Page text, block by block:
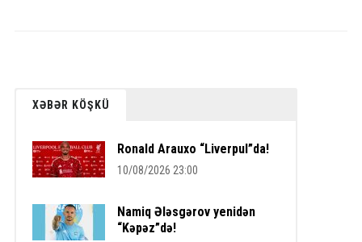
XƏBƏR KÖŞKÜ
Ronald Arauxo “Liverpul”da!
10/08/2026 23:00
Namiq Ələsgərov yenidən
“Kəpəz”də!